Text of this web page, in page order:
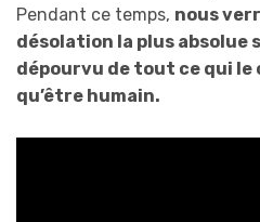
Pendant ce temps, nous
désolation la plus absolue
dépourvu de tout ce qui
qu’être humain.